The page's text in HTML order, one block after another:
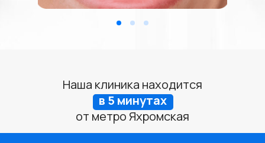
Наша клиника находится
в 5 минутах
от метро Яхромская